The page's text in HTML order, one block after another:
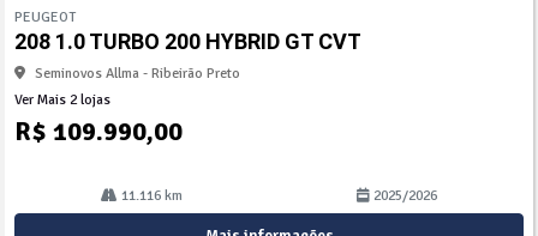
arti
lhe
PEUGEOT
208 1.0 TURBO 200 HYBRID GT CVT
Seminovos Allma - Ribeirão Preto
Ver Mais 2 lojas
R$ 109.990,00
11.116 km 2025/2026